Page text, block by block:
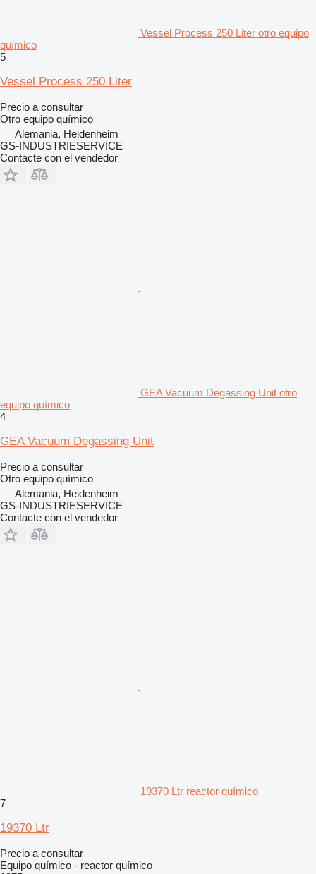
Vessel Process 250 Liter otro equipo
químico
5
Vessel Process 250 Liter
Precio a consultar
Otro equipo químico
Alemania, Heidenheim
GS-INDUSTRIESERVICE
Contacte con el vendedor
GEA Vacuum Degassing Unit otro
equipo químico
4
GEA Vacuum Degassing Unit
Precio a consultar
Otro equipo químico
Alemania, Heidenheim
GS-INDUSTRIESERVICE
Contacte con el vendedor
19370 Ltr reactor químico
7
19370 Ltr
Precio a consultar
Equipo químico - reactor químico